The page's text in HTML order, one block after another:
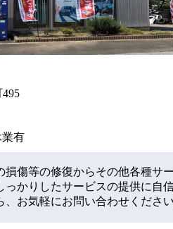
業有
傷等の修復からその他各種サ
かりしたサービスの提供に自信
お気軽にお問い合わせください